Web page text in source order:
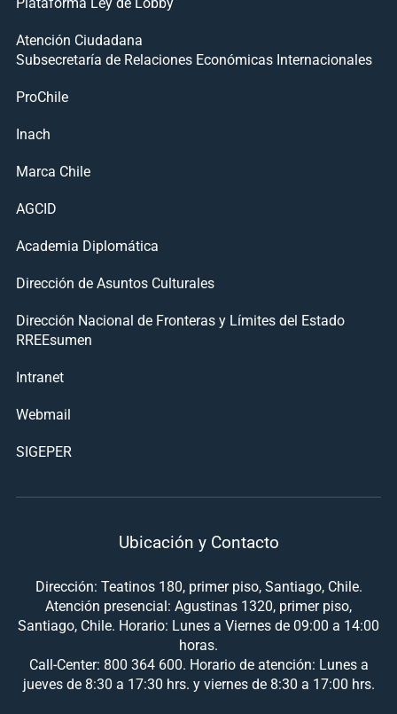
Atención Ciudadana
Subsecretaría de Relaciones Económicas Internacionales
ProChile
Inach
Marca Chile
AGCID
Academia Diplomática
Dirección de Asuntos Culturales
Dirección Nacional de Fronteras y Límites del Estado
RREEsumen
Intranet
Webmail
SIGEPER
Ubicación y Contacto
Dirección: Teatinos 180, primer piso, Santiago, Chile.
Atención presencial: Agustinas 1320, primer piso,
Santiago, Chile. Horario: Lunes a Viernes de 09:00 a 14:00
horas.
Call-Center: 800 364 600. Horario de atención: Lunes a
jueves de 8:30 a 17:30 hrs. y viernes de 8:30 a 17:00 hrs.